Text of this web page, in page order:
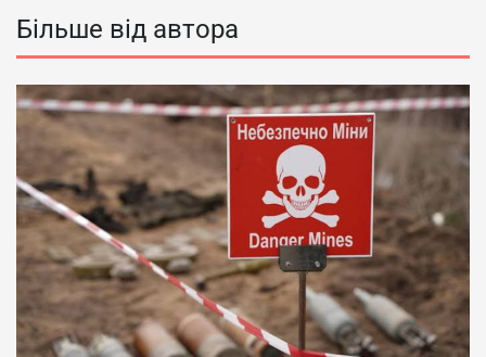
Більше від автора